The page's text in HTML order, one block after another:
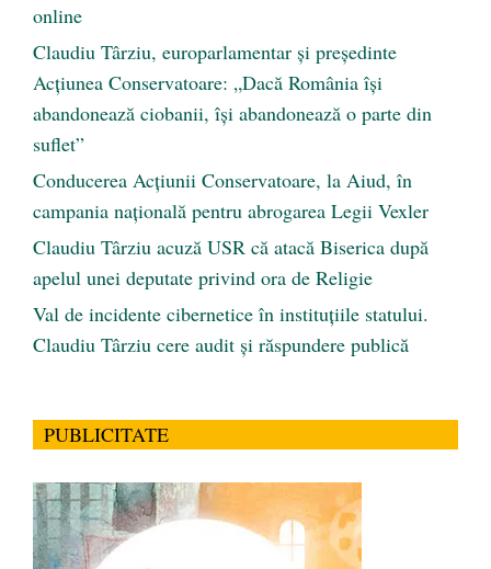
online
Claudiu Târziu, europarlamentar și președinte
Acțiunea Conservatoare: „Dacă România își
abandonează ciobanii, își abandonează o parte din
suflet”
Conducerea Acțiunii Conservatoare, la Aiud, în
campania națională pentru abrogarea Legii Vexler
Claudiu Târziu acuză USR că atacă Biserica după
apelul unei deputate privind ora de Religie
Val de incidente cibernetice în instituțiile statului.
Claudiu Târziu cere audit și răspundere publică
PUBLICITATE